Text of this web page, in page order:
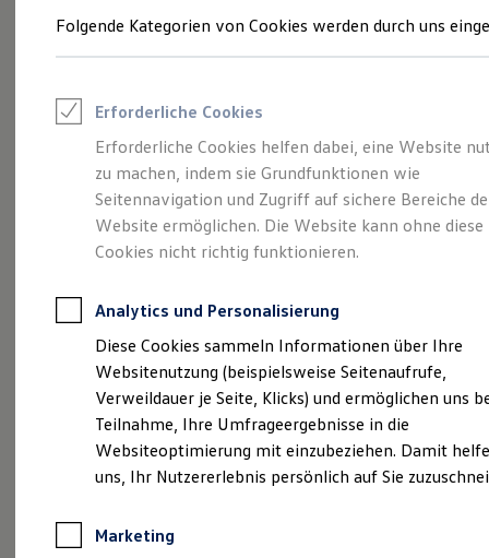
Junge Gebrauchtwagen und Gebrauchtwagen
Saisonangebote
Leasing
Leasing-Angebote
Gebrauchtwagen Leasing
Junge Gebrauchtwagen-Leasing
Elektroauto Leasing
Kleinwagen-Leasing
Leasing ohne Anzahlung
Autokredit mit Schlussrate
Versicherungen und Garantien
Kfz-Versicherung
Restschuldversicherungen
Garantien
Wartungsverträge
Geschäftskunden
Professional Class bei Volkswagen
Großkunden
Behörden
Anpfiff zum Gewinn
Vielseitig, komfortabel,
leistungsstark. Der
Touran.
Folgende Kategorien von Cookies werden durch uns
Erforderliche Cookies
Erforderliche Cookies helfen dabei, eine Website
zu machen, indem sie Grundfunktionen wie
Seitennavigation und Zugriff auf sichere Bereiche
Website ermöglichen. Die Website kann ohne diese
Cookies nicht richtig funktionieren.
Analytics und Personalisierung
Diese Cookies sammeln Informationen über Ihre
Websitenutzung (beispielsweise Seitenaufrufe,
Verweildauer je Seite, Klicks) und ermöglichen uns
Teilnahme, Ihre Umfrageergebnisse in die
Websiteoptimierung mit einzubeziehen. Damit
uns, Ihr Nutzererlebnis persönlich auf Sie
Marketing